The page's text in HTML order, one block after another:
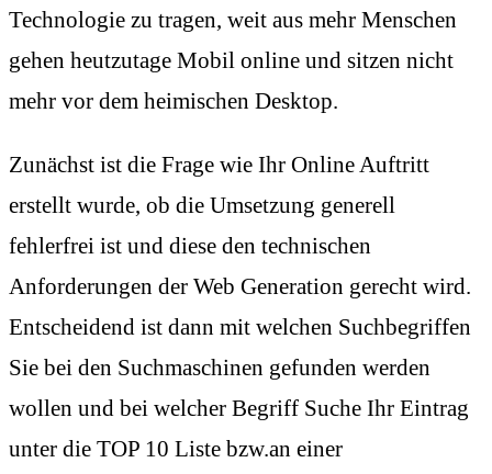
Technologie zu tragen, weit aus mehr Menschen
gehen heutzutage Mobil online und sitzen nicht
mehr vor dem heimischen Desktop.
Zunächst ist die Frage wie Ihr Online Auftritt
erstellt wurde, ob die Umsetzung generell
fehlerfrei ist und diese den technischen
Anforderungen der Web Generation gerecht wird.
Entscheidend ist dann mit welchen Suchbegriffen
Sie bei den Suchmaschinen gefunden werden
wollen und bei welcher Begriff Suche Ihr Eintrag
unter die TOP 10 Liste bzw.an einer